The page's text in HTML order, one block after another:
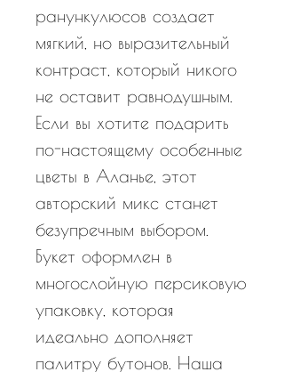
ранункулюсов создает
мягкий, но выразительный
контраст, который никого
не оставит равнодушным.
Если вы хотите подарить
по-настоящему особенные
цветы в Аланье, этот
авторский микс станет
безупречным выбором.
Букет оформлен в
многослойную персиковую
упаковку, которая
идеально дополняет
палитру бутонов. Наша